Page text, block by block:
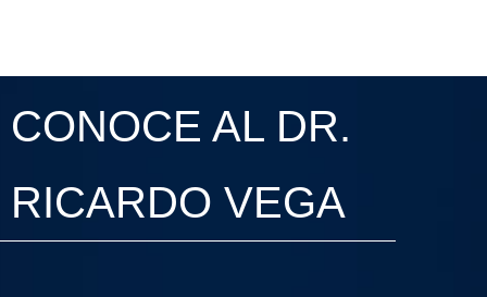
CONOCE AL DR.
RICARDO VEGA